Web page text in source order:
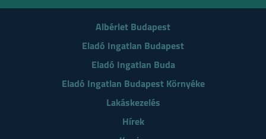
Albérlet Budapest
Eladó Ingatlan Budapest
Eladó Ingatlan Buda
Eladó Ingatlan Budapest Környéke
Lakáskezelés
Hírek